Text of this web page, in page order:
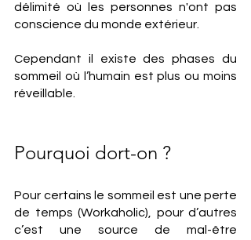
délimité où les personnes n'ont pas
conscience du monde extérieur.
Cependant il existe des phases du
sommeil où l’humain est plus ou moins
réveillable.
Pourquoi dort-on ?
Pour certains le sommeil est une perte
de temps (Workaholic), pour d’autres
c’est une source de mal-être